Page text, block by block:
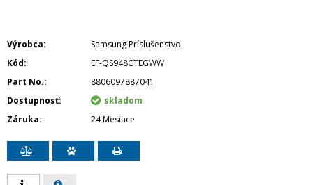
Výrobca
Samsung Príslušenstvo
Kód
EF-QS948CTEGWW
Part No.
8806097887041
Dostupnosť
skladom
Záruka
24 Mesiace